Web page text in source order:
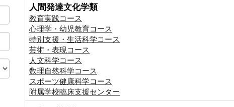
人間発達文化学類
教育実践コース
心理学・幼児教育コース
特別支援・生活科学コース
芸術・表現コース
人文科学コース
数理自然科学コース
スポーツ健康科学コース
附属学校臨床支援センター